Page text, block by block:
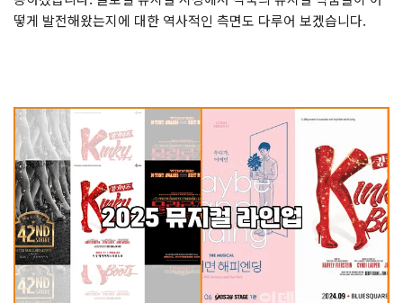
떻게 발전해왔는지에 대한 역사적인 측면도 다루어 보겠습니다.